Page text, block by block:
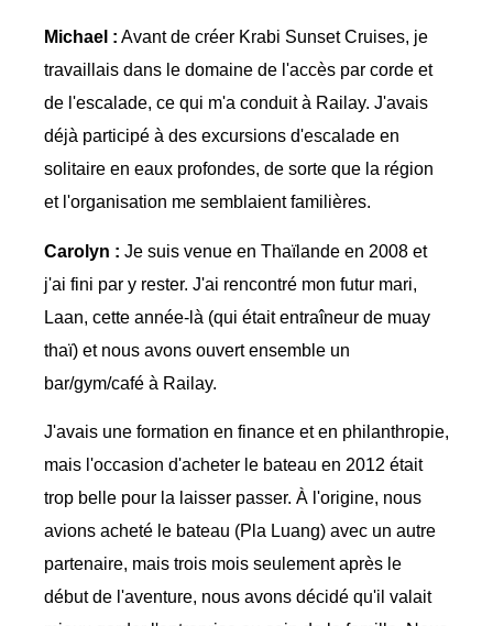
Michael : Avant de créer Krabi Sunset Cruises, je
travaillais dans le domaine de l'accès par corde et
de l'escalade, ce qui m'a conduit à Railay. J'avais
déjà participé à des excursions d'escalade en
solitaire en eaux profondes, de sorte que la région
et l'organisation me semblaient familières.
Carolyn : Je suis venue en Thaïlande en 2008 et
j'ai fini par y rester. J'ai rencontré mon futur mari,
Laan, cette année-là (qui était entraîneur de muay
thaï) et nous avons ouvert ensemble un
bar/gym/café à Railay.
J'avais une formation en finance et en philanthropie,
mais l'occasion d'acheter le bateau en 2012 était
trop belle pour la laisser passer. À l'origine, nous
avions acheté le bateau (Pla Luang) avec un autre
partenaire, mais trois mois seulement après le
début de l'aventure, nous avons décidé qu'il valait